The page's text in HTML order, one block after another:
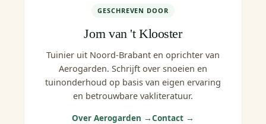
GESCHREVEN DOOR
Jorn van 't Klooster
Tuinier uit Noord-Brabant en oprichter van
Aerogarden. Schrijft over snoeien en
tuinonderhoud op basis van eigen ervaring
en betrouwbare vakliteratuur.
Over Aerogarden →Contact →